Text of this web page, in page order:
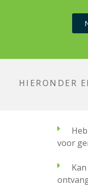
HIERONDER
voor